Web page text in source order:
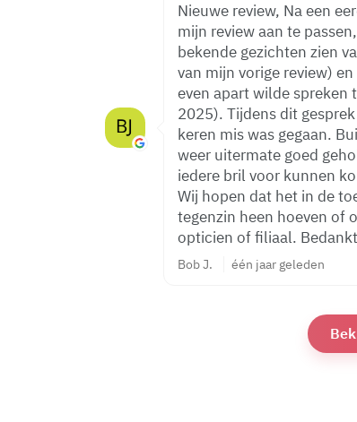
Nieuwe review, Na een eerdere review van 3 sterren heb ik besloten om
mijn review aan te
bekende gezichten zien
van mijn vorige review)
even apart wilde spreken
2025). Tijdens dit
keren mis was gegaan.
weer uitermate goed
iedere bril voor kunnen
Wij hopen dat het in de
tegenzin heen hoeven of
opticien of filiaal.
Bob J. één jaar geleden